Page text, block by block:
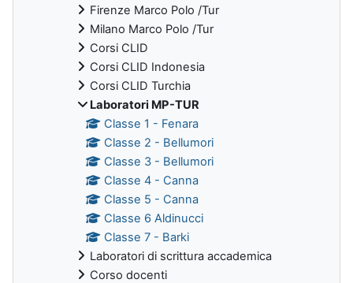
Firenze Marco Polo /Tur
Milano Marco Polo /Tur
Corsi CLID
Corsi CLID Indonesia
Corsi CLID Turchia
Laboratori MP-TUR
Classe 1 - Fenara
Classe 2 - Bellumori
Classe 3 - Bellumori
Classe 4 - Canna
Classe 5 - Canna
Classe 6 Aldinucci
Classe 7 - Barki
Laboratori di scrittura accademica
Corso docenti